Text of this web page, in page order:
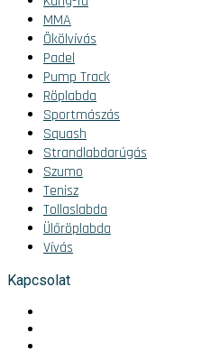
MMA
Ökölvívás
Padel
Pump Track
Röplabda
Sportmászás
Squash
Strandlabdarúgás
Szumo
Tenisz
Tollaslabda
Ülőröplabda
Vívás
Kapcsolat